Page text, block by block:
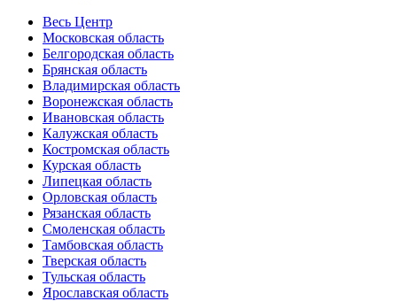
Весь Центр
Московская область
Белгородская область
Брянская область
Владимирская область
Воронежская область
Ивановская область
Калужская область
Костромская область
Курская область
Липецкая область
Орловская область
Рязанская область
Смоленская область
Тамбовская область
Тверская область
Тульская область
Ярославская область